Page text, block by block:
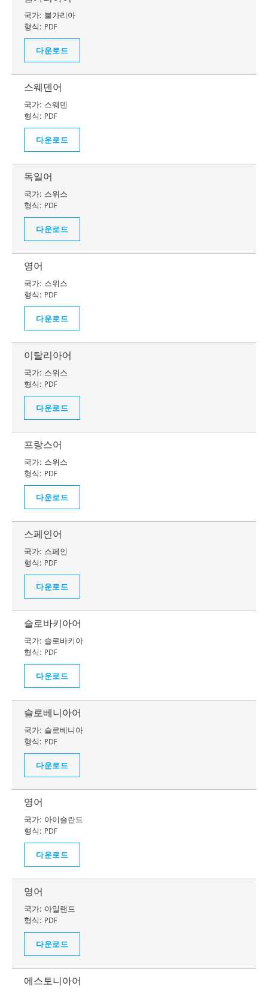
국가: 불가리아
형식: PDF
다운로드
스웨덴어
국가: 스웨덴
형식: PDF
다운로드
독일어
국가: 스위스
형식: PDF
다운로드
영어
국가: 스위스
형식: PDF
다운로드
이탈리아어
국가: 스위스
형식: PDF
다운로드
프랑스어
국가: 스위스
형식: PDF
다운로드
스페인어
국가: 스페인
형식: PDF
다운로드
슬로바키아어
국가: 슬로바키아
형식: PDF
다운로드
슬로베니아어
국가: 슬로베니아
형식: PDF
다운로드
영어
국가: 아이슬란드
형식: PDF
다운로드
영어
국가: 아일랜드
형식: PDF
다운로드
에스토니아어